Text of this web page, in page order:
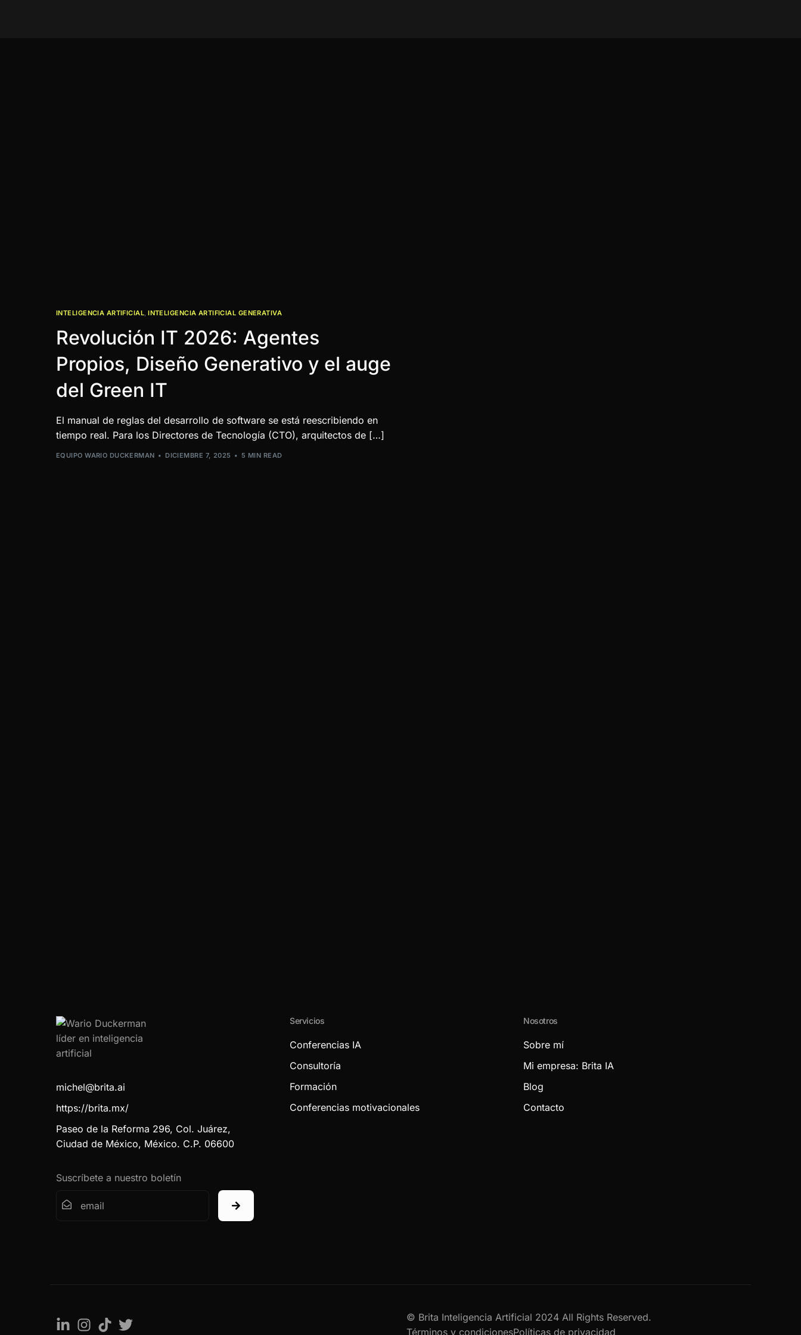
INTELIGENCIA ARTIFICIAL ,INTELIGENCIA ARTIFICIAL GENERATIVA
Revolución IT 2026: Agentes
Propios, Diseño Generativo y el auge
del Green IT
El manual de reglas del desarrollo de software se está reescribiendo en
tiempo real. Para los Directores de Tecnología (CTO), arquitectos de […]
EQUIPO WARIO DUCKERMAN DICIEMBRE 7, 2025 5 MIN READ
michel@brita.ai
https://brita.mx/
Paseo de la Reforma 296, Col. Juárez,
Ciudad de México, México. C.P. 06600
Suscríbete a nuestro boletín
Servicios
Conferencias IA
Consultoría
Formación
Conferencias motivacionales
Nosotros
Sobre mí
Mi empresa: Brita IA
Blog
Contacto
© Brita Inteligencia Artificial 2024 All Rights Reserved.
Términos y condicionesPolíticas de privacidad